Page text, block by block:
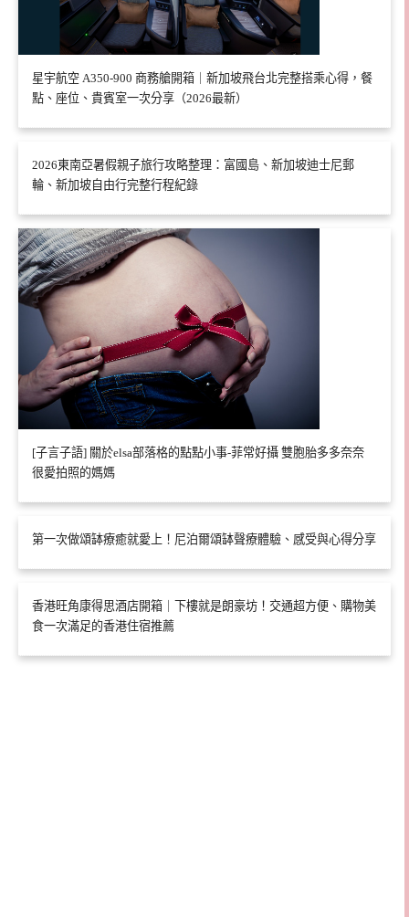
星宇航空 A350-900 商務艙開箱｜新加坡飛台北完整搭乘心得，餐
點、座位、貴賓室一次分享（2026最新）
2026東南亞暑假親子旅行攻略整理：富國島、新加坡迪士尼郵
輪、新加坡自由行完整行程紀錄
[子言子語] 關於elsa部落格的點點小事-菲常好攝 雙胞胎多多奈奈
很愛拍照的媽媽
第一次做頌缽療癒就愛上！尼泊爾頌缽聲療體驗、感受與心得分享
香港旺角康得思酒店開箱｜下樓就是朗豪坊！交通超方便、購物美
食一次滿足的香港住宿推薦